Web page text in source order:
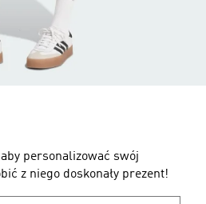
personalizować swój
z niego doskonały prezent!